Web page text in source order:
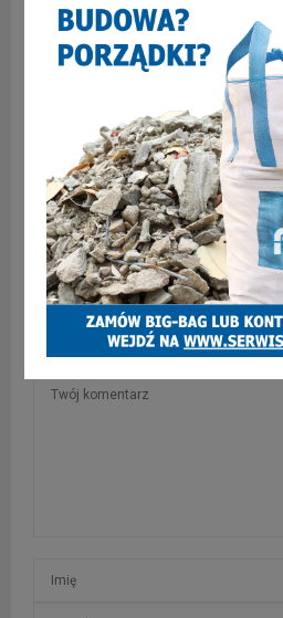
Utrudnienia drogowe w
meczem
SKOMENTUJ